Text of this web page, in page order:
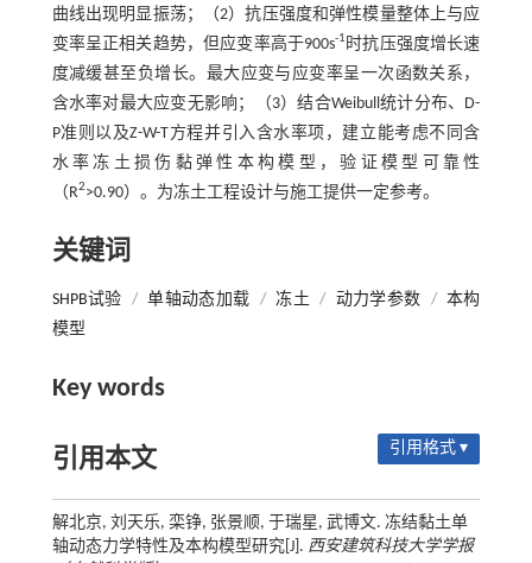
曲线出现明显振荡；（2）抗压强度和弹性模量整体上与应
变率呈正相关趋势，但应变率高于900s-1 时抗压强度增长速
度减缓甚至负增长。最大应变与应变率呈一次函数关系，
含水率对最大应变无影响；（3）结合Weibull统计分布、D-
P准则以及Z-W-T方程并引入含水率项，建立能考虑不同含
水率冻土损伤黏弹性本构模型，验证模型可靠性
（R2>0.90）。为冻土工程设计与施工提供一定参考。
关键词
SHPB试验 / 单轴动态加载 / 冻土 / 动力学参数 / 本构
模型
Key words
引用本文 引用格式 ▾
解北京, 刘天乐, 栾铮, 张景顺, 于瑞星, 武博文. 冻结黏土单
轴动态力学特性及本构模型研究[J]. 西安建筑科技大学学报